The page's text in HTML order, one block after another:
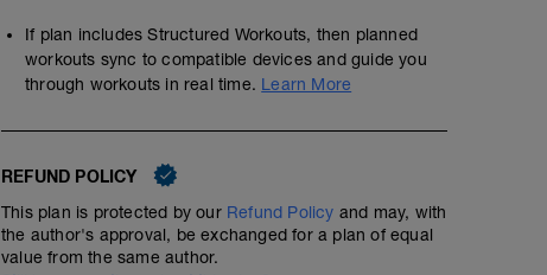
If plan includes Structured Workouts, then planned
workouts sync to compatible devices and guide you
through workouts in real time. Learn More
REFUND POLICY
This plan is protected by our Refund Policy and may, with
the author's approval, be exchanged for a plan of equal
value from the same author.